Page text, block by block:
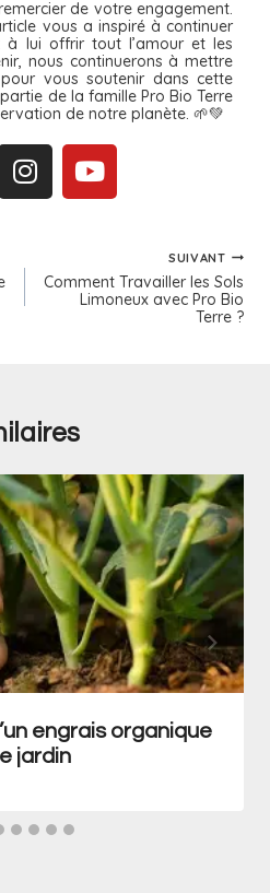
remercier de votre engagement.
vous a inspiré à continuer
lui offrir tout l’amour et les
nous continuerons à mettre
vous soutenir dans cette
de la famille Pro Bio Terre
de notre planète. 🌱💚
SUIVANT
Comment Travailler les Sols
Limoneux avec Pro Bio
Terre ?
engrais organique
jardin